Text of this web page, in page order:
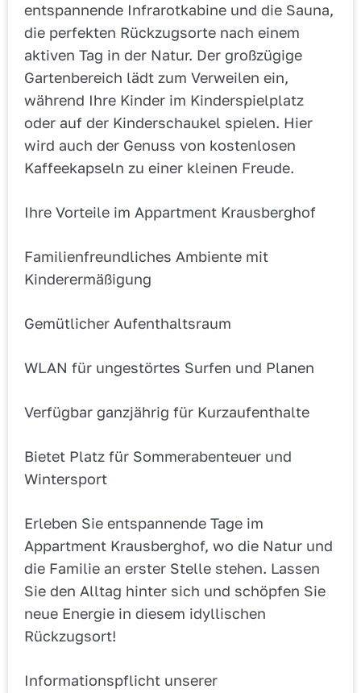
entspannende Infrarotkabine und die Sauna,
die perfekten Rückzugsorte nach einem
aktiven Tag in der Natur. Der großzügige
Gartenbereich lädt zum Verweilen ein,
während Ihre Kinder im Kinderspielplatz
oder auf der Kinderschaukel spielen. Hier
wird auch der Genuss von kostenlosen
Kaffeekapseln zu einer kleinen Freude.
Ihre Vorteile im Appartment Krausberghof
Familienfreundliches Ambiente mit
Kinderermäßigung
Gemütlicher Aufenthaltsraum
WLAN für ungestörtes Surfen und Planen
Verfügbar ganzjährig für Kurzaufenthalte
Bietet Platz für Sommerabenteuer und
Wintersport
Erleben Sie entspannende Tage im
Appartment Krausberghof, wo die Natur und
die Familie an erster Stelle stehen. Lassen
Sie den Alltag hinter sich und schöpfen Sie
neue Energie in diesem idyllischen
Rückzugsort!
Informationspflicht unserer